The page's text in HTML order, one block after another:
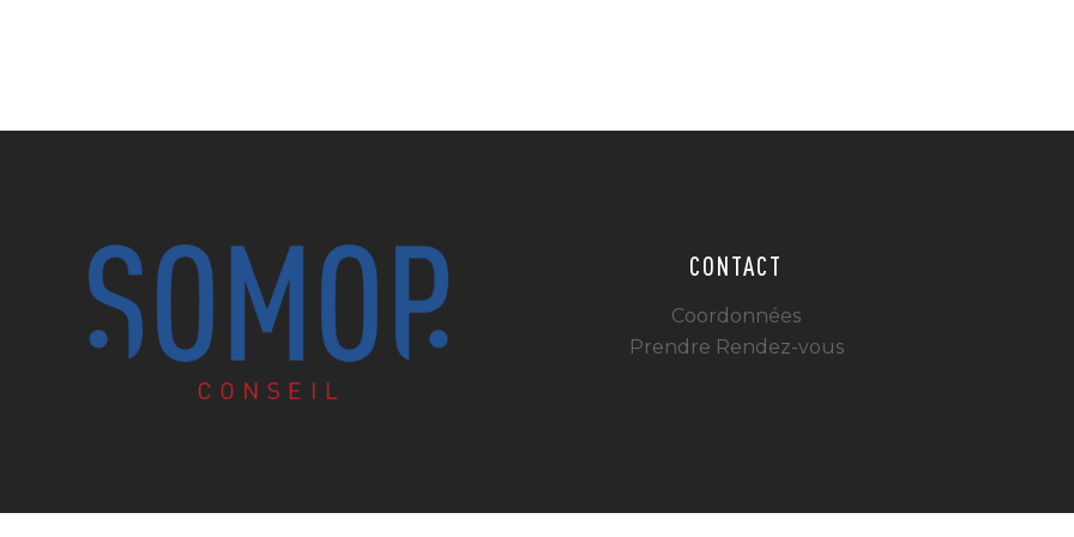
CONTACT
Coordonnées
Prendre Rendez-vous